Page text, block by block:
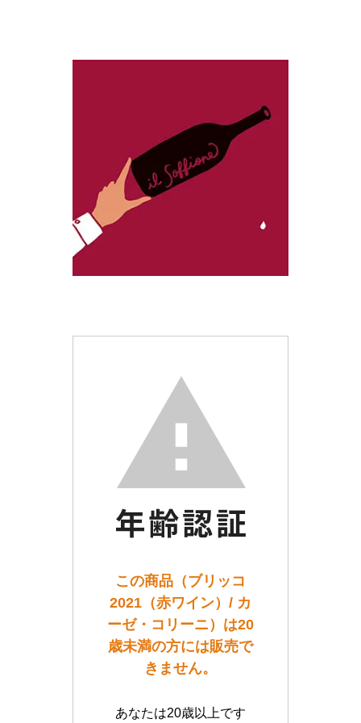
この商品（ブリッコ
2021（赤ワイン）/ カ
ーゼ・コリーニ）は20
歳未満の方には販売で
きません。
あなたは20歳以上です